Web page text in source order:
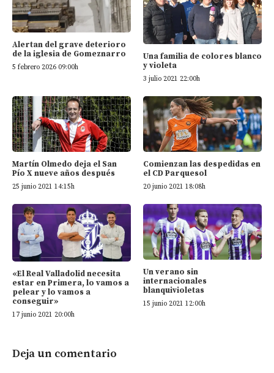
Alertan del grave deterioro
de la iglesia de Gomeznarro
5 febrero 2026 09:00h
Una familia de colores blanco
y violeta
3 julio 2021 22:00h
Martín Olmedo deja el San
Pío X nueve años después
25 junio 2021 14:15h
Comienzan las despedidas en
el CD Parquesol
20 junio 2021 18:08h
«El Real Valladolid necesita
estar en Primera, lo vamos a
pelear y lo vamos a
conseguir»
17 junio 2021 20:00h
Un verano sin
internacionales
blanquivioletas
15 junio 2021 12:00h
Deja un comentario